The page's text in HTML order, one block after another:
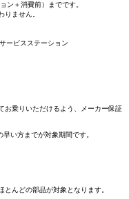
ン＋消費前）までです。
りません。
ービスステーション
お乗りいただけるよう、メーカー保証
い方までが対象期間です。
んどの部品が対象となります。